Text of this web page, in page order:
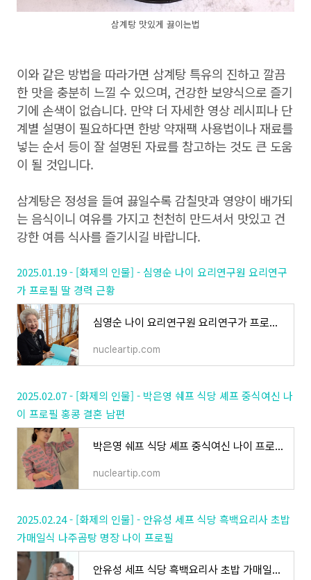
삼계탕 맛있게 끓이는법
이와 같은 방법을 따라가면 삼계탕 특유의 진하고 깔끔
한 맛을 충분히 느낄 수 있으며, 건강한 보양식으로 즐기
기에 손색이 없습니다. 만약 더 자세한 영상 레시피나 단
계별 설명이 필요하다면 한방 약재팩 사용법이나 재료를
넣는 순서 등이 잘 설명된 자료를 참고하는 것도 큰 도움
이 될 것입니다.
삼계탕은 정성을 들여 끓일수록 감칠맛과 영양이 배가되
는 음식이니 여유를 가지고 천천히 만드셔서 맛있고 건
강한 여름 식사를 즐기시길 바랍니다.
2025.01.19 - [화제의 인물] - 심영순 나이 요리연구원 요리연구
가 프로필 딸 경력 근황
심영순 나이 요리연구원 요리연구가 프로필 딸 경력 근황
nucleartip.com
2025.02.07 - [화제의 인물] - 박은영 쉐프 식당 셰프 중식여신 나
이 프로필 홍콩 결혼 남편
박은영 쉐프 식당 셰프 중식여신 나이 프로필 홍콩 결혼 남편
nucleartip.com
2025.02.24 - [화제의 인물] - 안유성 세프 식당 흑백요리사 초밥
가매일식 나주곰탕 명장 나이 프로필
안유성 세프 식당 흑백요리사 초밥 가매일식 나주곰탕 명장 나이 프로필